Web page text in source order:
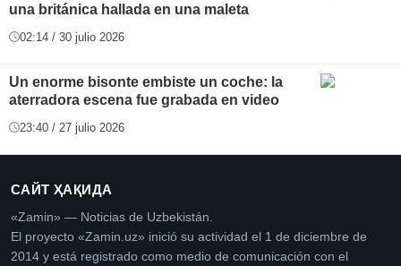
una británica hallada en una maleta
02:14 / 30 julio 2026
Un enorme bisonte embiste un coche: la
aterradora escena fue grabada en video
23:40 / 27 julio 2026
САЙТ ҲАҚИДА
«Zamin» — Noticias de Uzbekistán.
El proyecto «Zamin.uz» inició su actividad el 1 de diciembre de
2014 y está registrado como medio de comunicación con el